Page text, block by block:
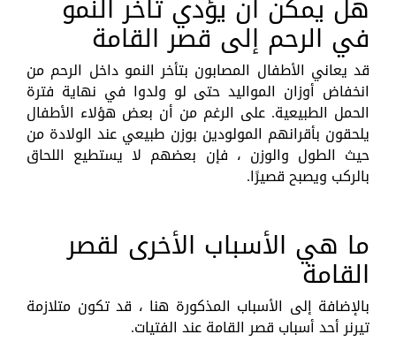
في الرحم إلى قصر القامة
قد يعاني الأطفال المصابون بتأخر النمو داخل الرحم من
انخفاض أوزان المواليد حتى لو ولدوا في نهاية فترة
الحمل الطبيعية. على الرغم من أن بعض هؤلاء الأطفال
يلحقون بأقرانهم المولودين بوزن طبيعي عند الولادة من
حيث الطول والوزن ، فإن بعضهم لا يستطيع اللحاق
بالركب ويصبح قصيرًا.
ما هي الأسباب الأخرى لقصر
القامة
بالإضافة إلى الأسباب المذكورة هنا ، قد تكون متلازمة
تيرنر أحد أسباب قصر القامة عند الفتيات.